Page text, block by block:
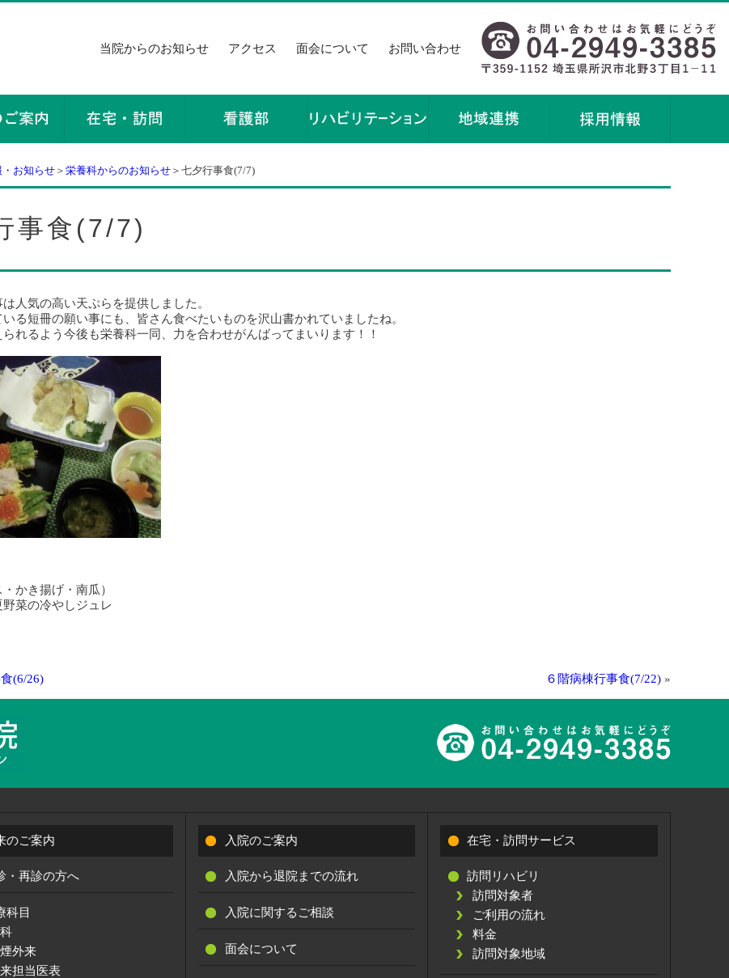
当院からのお知らせ アクセス 面会について お問い合わせ
・お知らせ ＞ 栄養科からのお知らせ ＞七夕行事食(7/7)
事食(7/7)
人気の高い天ぷらを提供しました。
る短冊の願い事にも、皆さん食べたいものを沢山書かれていましたね。
れるよう今後も栄養科一同、力を合わせがんばってまいります！！
かき揚げ・南瓜）
野菜の冷やしジュレ
(6/26) ６階病棟行事食(7/22) »
のご案内
・再診の方へ
科目
外来
担当医表
入院のご案内
入院から退院までの流れ
入院に関するご相談
面会について
在宅・訪問サービス
訪問リハビリ
訪問対象者
ご利用の流れ
料金
訪問対象地域